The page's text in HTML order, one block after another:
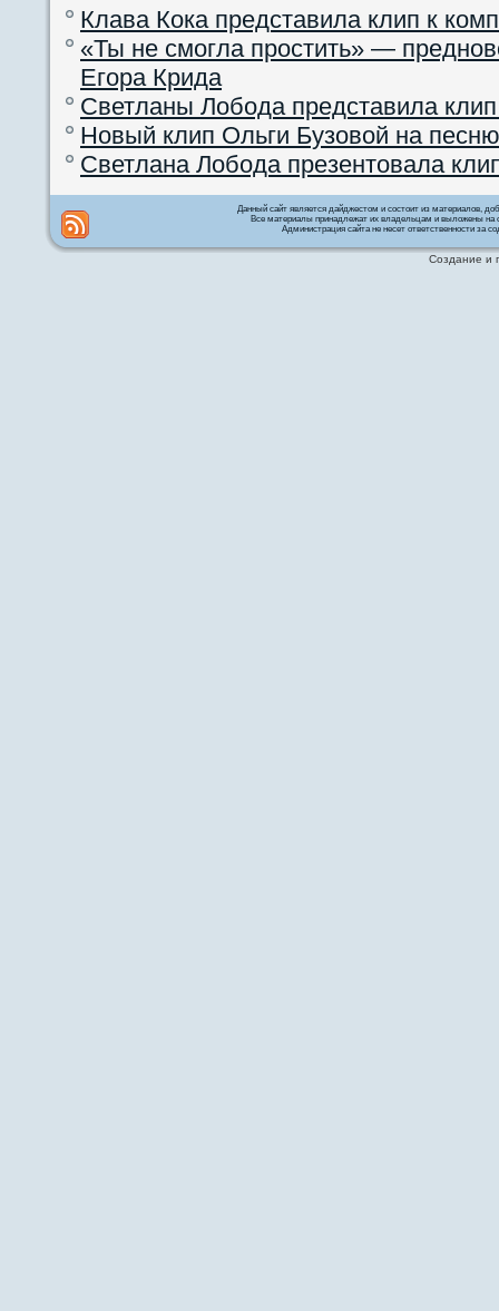
Клава Кока представила клип к
«Ты не смогла простить» —
Егора Крида
Светланы Лобода представила
Новый клип Ольги Бузовой на
Светлана Лобода презентовала
Данный сайт является дайджестом и состоит из материалов,
Все материалы принадлежат их владельцам и выложены на
Администрация сайта не несет ответственности за
Создание и